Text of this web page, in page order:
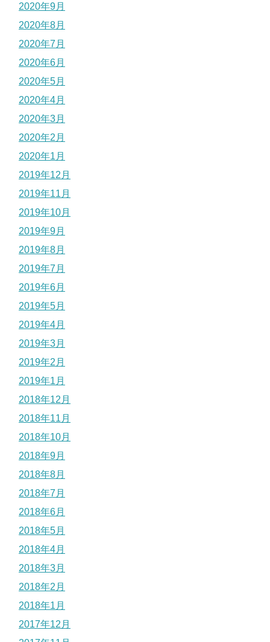
2020年9月
2020年8月
2020年7月
2020年6月
2020年5月
2020年4月
2020年3月
2020年2月
2020年1月
2019年12月
2019年11月
2019年10月
2019年9月
2019年8月
2019年7月
2019年6月
2019年5月
2019年4月
2019年3月
2019年2月
2019年1月
2018年12月
2018年11月
2018年10月
2018年9月
2018年8月
2018年7月
2018年6月
2018年5月
2018年4月
2018年3月
2018年2月
2018年1月
2017年12月